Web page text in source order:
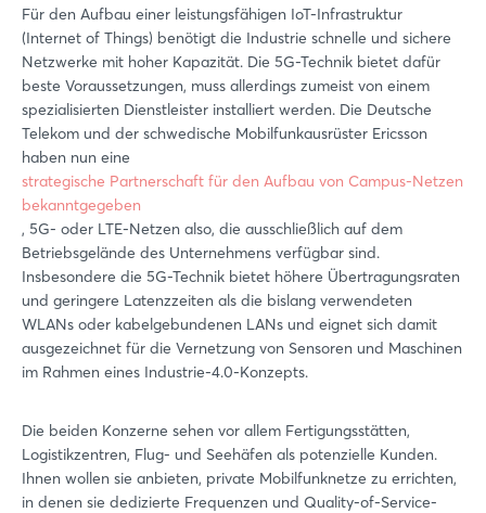
Für den Aufbau einer leistungsfähigen IoT-Infrastruktur
(Internet of Things) benötigt die Industrie schnelle und sichere
Netzwerke mit hoher Kapazität. Die 5G-Technik bietet dafür
beste Voraussetzungen, muss allerdings zumeist von einem
spezialisierten Dienstleister installiert werden. Die Deutsche
Telekom und der schwedische Mobilfunkausrüster Ericsson
haben nun eine
strategische Partnerschaft für den Aufbau von Campus-Netzen
bekanntgegeben
, 5G- oder LTE-Netzen also, die ausschließlich auf dem
Betriebsgelände des Unternehmens verfügbar sind.
Insbesondere die 5G-Technik bietet höhere Übertragungsraten
und geringere Latenzzeiten als die bislang verwendeten
WLANs oder kabelgebundenen LANs und eignet sich damit
ausgezeichnet für die Vernetzung von Sensoren und Maschinen
im Rahmen eines Industrie-4.0-Konzepts.
Die beiden Konzerne sehen vor allem Fertigungsstätten,
Logistikzentren, Flug- und Seehäfen als potenzielle Kunden.
Ihnen wollen sie anbieten, private Mobilfunknetze zu errichten,
in denen sie dedizierte Frequenzen und Quality-of-Service-